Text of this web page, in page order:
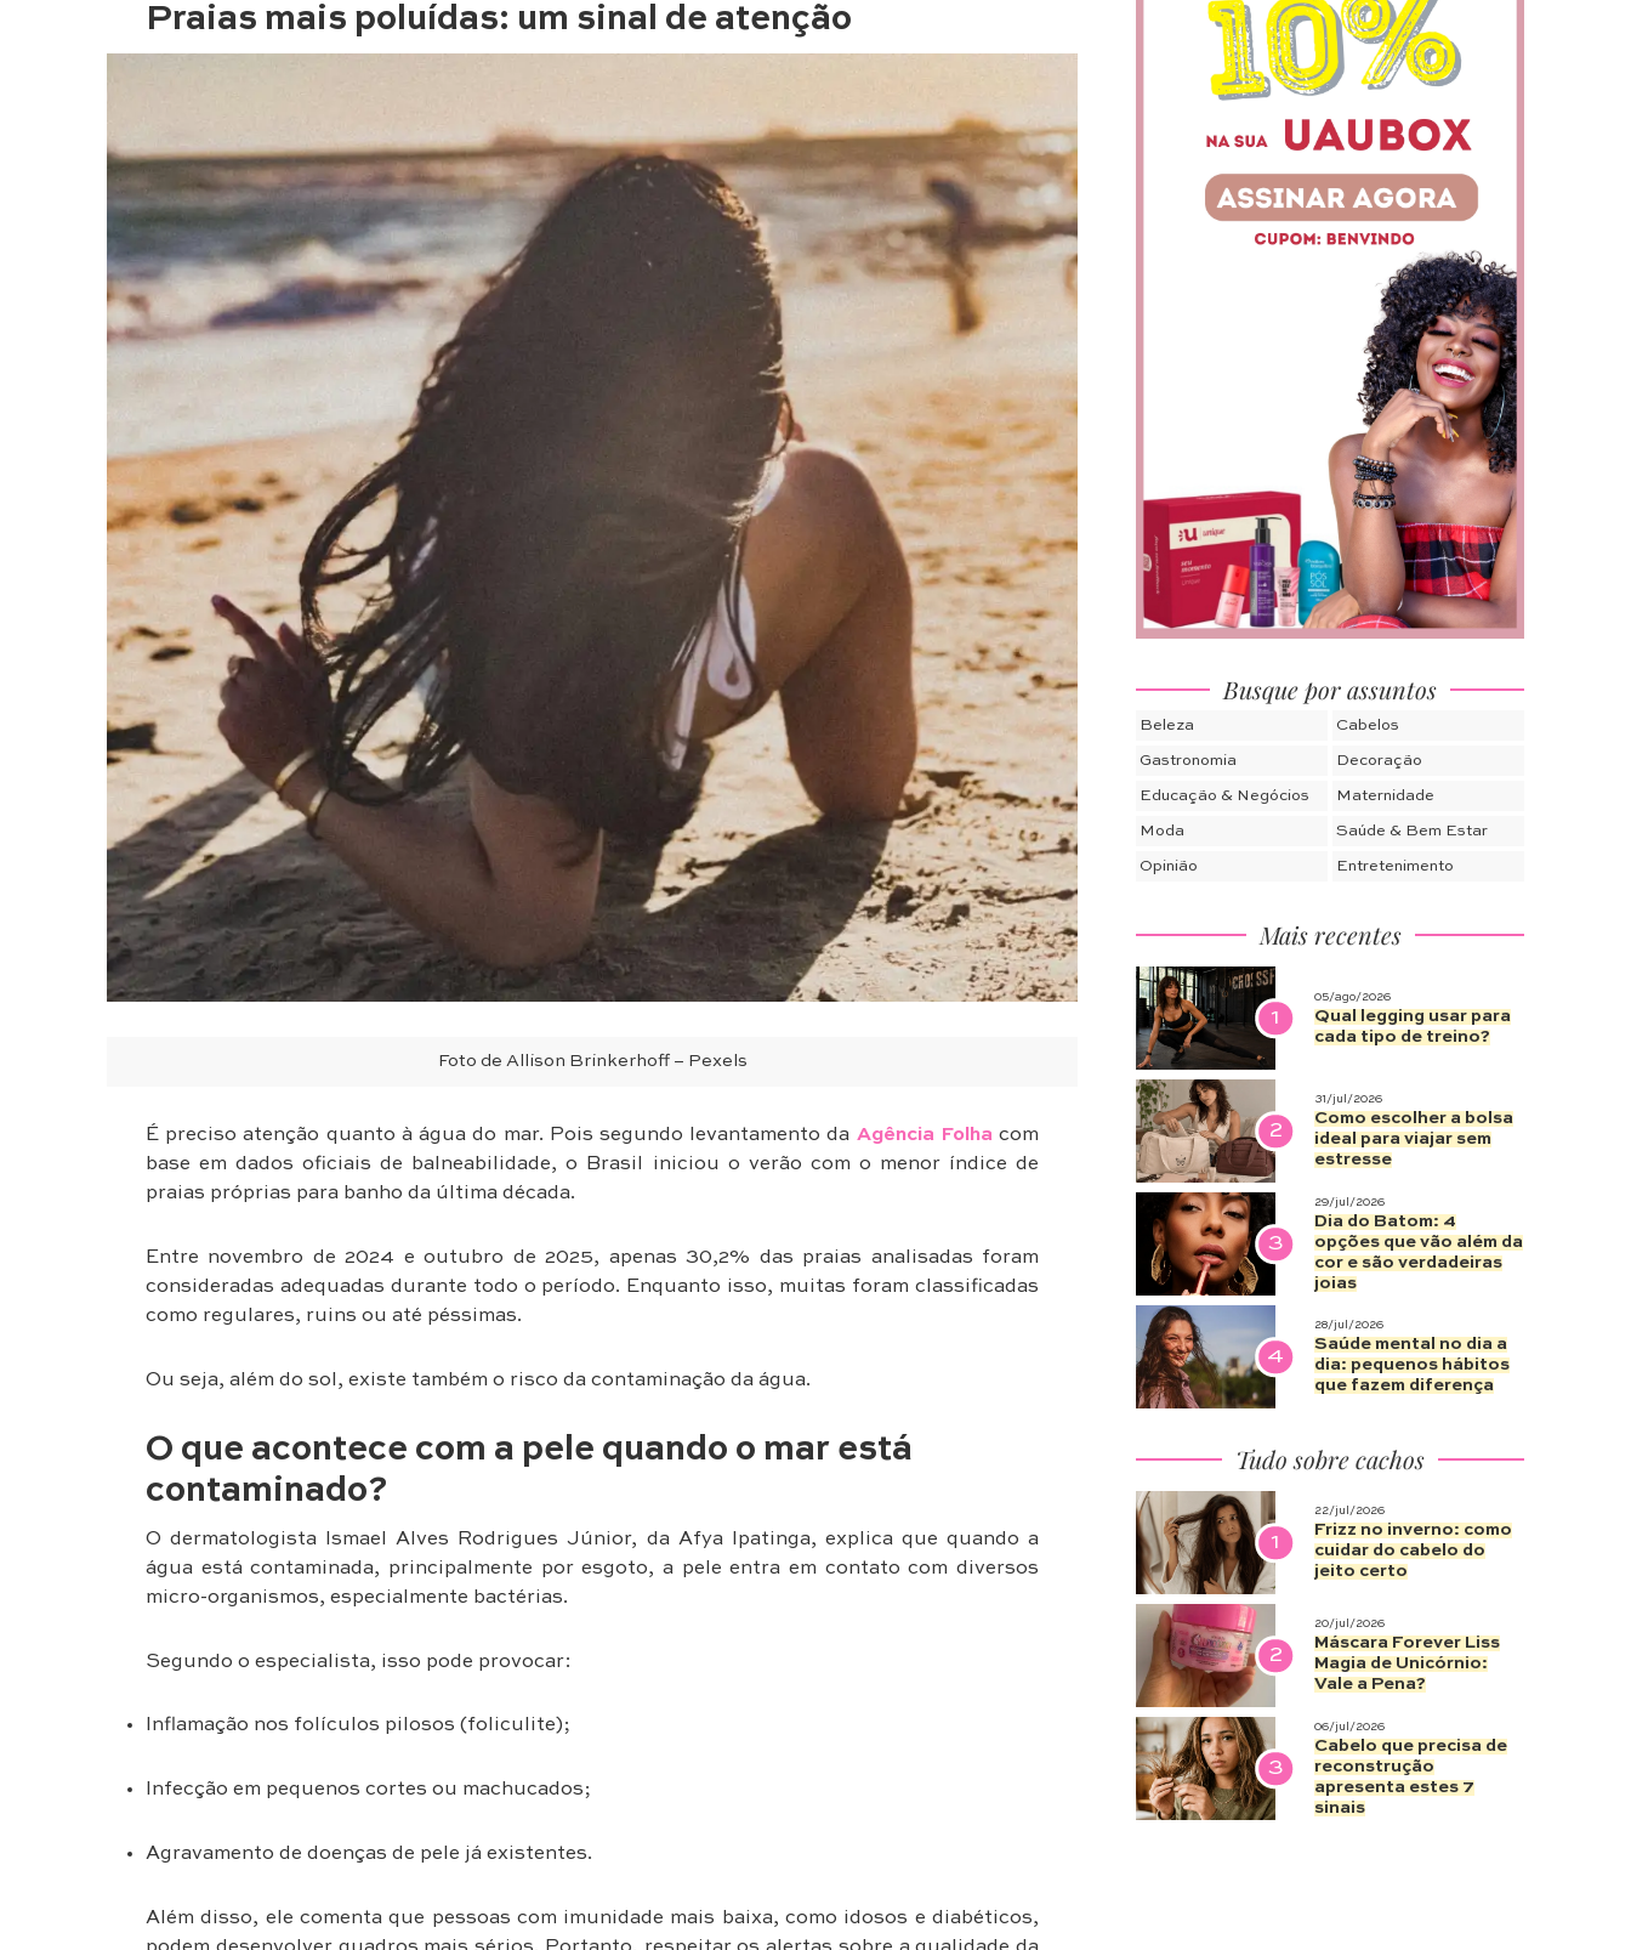
Praias mais poluídas: um sinal de atenção
Foto de Allison Brinkerhoff – Pexels
É preciso atenção quanto à água do mar. Pois segundo levantamento da Agência Folha com
base em dados oficiais de balneabilidade, o Brasil iniciou o verão com o menor índice de
praias próprias para banho da última década.
Entre novembro de 2024 e outubro de 2025, apenas 30,2% das praias analisadas foram
consideradas adequadas durante todo o período. Enquanto isso, muitas foram classificadas
como regulares, ruins ou até péssimas.
Ou seja, além do sol, existe também o risco da contaminação da água.
O que acontece com a pele quando o mar está
contaminado?
O dermatologista Ismael Alves Rodrigues Júnior, da Afya Ipatinga, explica que quando a
água está contaminada, principalmente por esgoto, a pele entra em contato com diversos
micro-organismos, especialmente bactérias.
Segundo o especialista, isso pode provocar:
Inflamação nos folículos pilosos (foliculite);
Infecção em pequenos cortes ou machucados;
Agravamento de doenças de pele já existentes.
Além disso, ele comenta que pessoas com imunidade mais baixa, como idosos e diabéticos,
Busque por assuntos
Beleza Cabelos
Gastronomia Decoração
Educação & Negócios Maternidade
Moda Saúde & Bem Estar
Opinião Entretenimento
Mais recentes
1
05/ago/2026
Qual legging usar para
cada tipo de treino?
2
31/jul/2026
Como escolher a bolsa
ideal para viajar sem
estresse
3
29/jul/2026
Dia do Batom: 4
opções que vão além da
cor e são verdadeiras
joias
4
28/jul/2026
Saúde mental no dia a
dia: pequenos hábitos
que fazem diferença
Tudo sobre cachos
1
22/jul/2026
Frizz no inverno: como
cuidar do cabelo do
jeito certo
2
20/jul/2026
Máscara Forever Liss
Magia de Unicórnio:
Vale a Pena?
3
06/jul/2026
Cabelo que precisa de
reconstrução
apresenta estes 7
sinais